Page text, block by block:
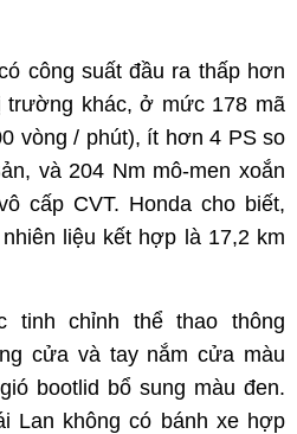
công suất đầu ra thấp hơn
trường khác, ở mức 178 mã
vòng / phút), ít hơn 4 PS so
và 204 Nm mô-men xoắn
cấp CVT. Honda cho biết,
liệu kết hợp là 17,2 km
tinh chỉnh thể thao thông
cửa và tay nắm cửa màu
bootlid bổ sung màu đen.
Lan không có bánh xe hợp